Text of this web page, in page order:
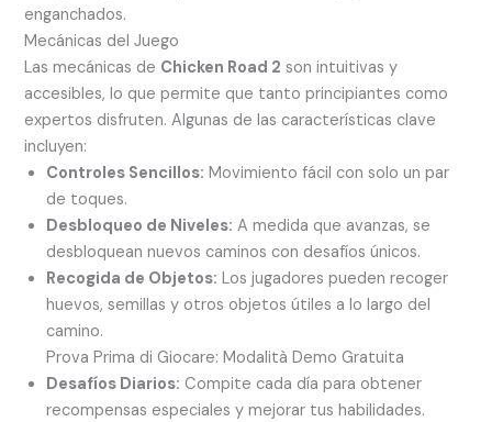
enganchados.
Mecánicas del Juego
Las mecánicas de Chicken Road 2 son intuitivas y
accesibles, lo que permite que tanto principiantes como
expertos disfruten. Algunas de las características clave
incluyen:
Controles Sencillos: Movimiento fácil con solo un par
de toques.
Desbloqueo de Niveles: A medida que avanzas, se
desbloquean nuevos caminos con desafíos únicos.
Recogida de Objetos: Los jugadores pueden recoger
huevos, semillas y otros objetos útiles a lo largo del
camino.
Prova Prima di Giocare: Modalità Demo Gratuita
Desafíos Diarios: Compite cada día para obtener
recompensas especiales y mejorar tus habilidades.